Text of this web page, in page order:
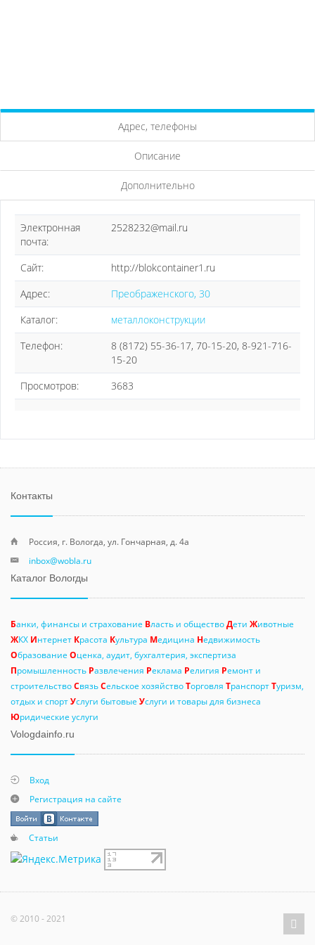
Адрес, телефоны
Описание
Дополнительно
Электронная
почта:
2528232@mail.ru
Сайт:
http://blokcontainer1.ru
Адрес:
Преображенского, 30
Каталог:
металлоконструкции
Телефон:
8 (8172) 55-36-17, 70-15-20, 8-921-716-
15-20
Просмотров:
3683
Контакты
Россия, г. Вологда, ул. Гончарная, д. 4а
inbox@wobla.ru
Каталог Вологды
Банки, финансы и страхование Власть и обществоДети Животные
ЖКХ Интернет Красота Культура Медицина Недвижимость
Образование Оценка, аудит, бухгалтерия, экспертиза
Промышленность Развлечения Реклама Религия Ремонт и
строительствоСвязьСельское хозяйствоТорговля ТранспортТуризм,
отдых и спортУслуги бытовые Услуги и товары для бизнеса
Юридические услуги
Vologdainfo.ru
Вход
Регистрация на сайте
Статьи
© 2010 - 2021